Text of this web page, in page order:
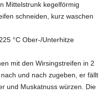
Mittelstrunk kegelförmig
schneiden, kurz waschen
°C Ober-/Unterhitze
mit den Wirsingstreifen in 2
und nach zugeben, er fällt
und Muskatnuss würzen. Die